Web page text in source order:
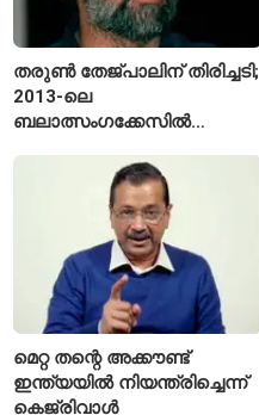
തരുൺ തേജ്പാലിന് തിരിച്ചടി;
2013-ലെ
ബലാത്സംഗക്കേസിൽ
ഹൈക്കോടതി
മെറ്റ തന്റെ അക്കൗണ്ട്
ഇന്ത്യയിൽ നിയന്ത്രിച്ചെന്ന്
കെജ്‌രിവാൾ